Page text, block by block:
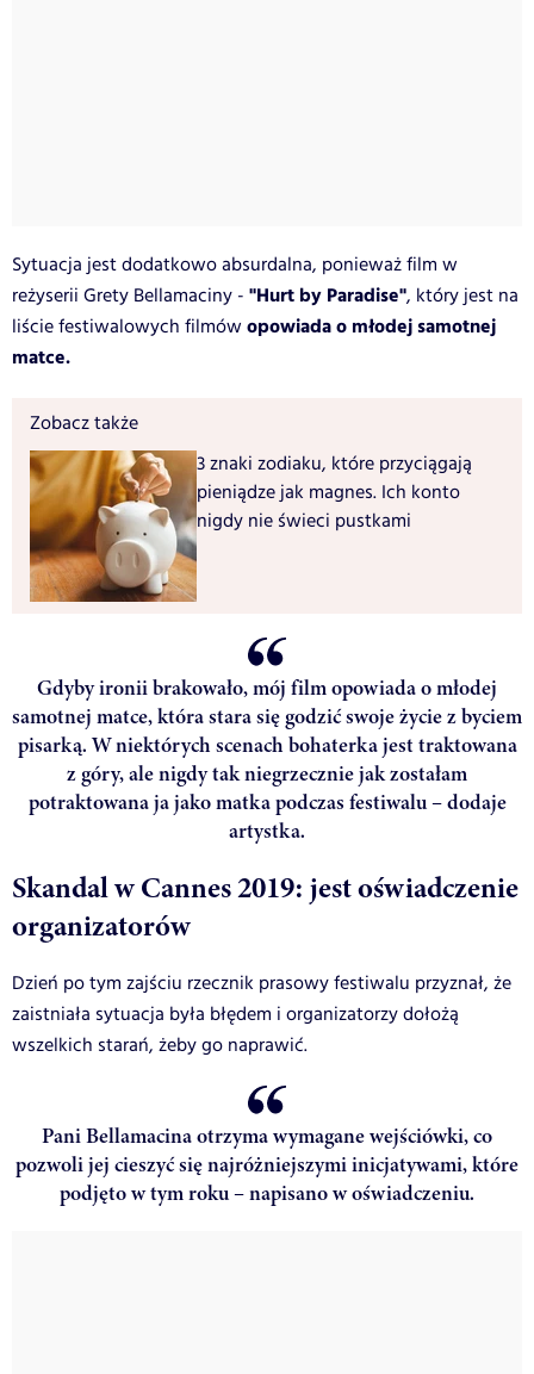
Sytuacja jest dodatkowo absurdalna, ponieważ film w
reżyserii Grety Bellamaciny - "Hurt by Paradise", który jest na
liście festiwalowych filmów opowiada o młodej samotnej
matce.
Zobacz także
3 znaki zodiaku, które przyciągają
pieniądze jak magnes. Ich konto
nigdy nie świeci pustkami
Gdyby ironii brakowało, mój film opowiada o młodej
samotnej matce, która stara się godzić swoje życie z byciem
pisarką. W niektórych scenach bohaterka jest traktowana
z góry, ale nigdy tak niegrzecznie jak zostałam
potraktowana ja jako matka podczas festiwalu – dodaje
artystka.
Skandal w Cannes 2019: jest oświadczenie
organizatorów
Dzień po tym zajściu rzecznik prasowy festiwalu przyznał, że
zaistniała sytuacja była błędem i organizatorzy dołożą
wszelkich starań, żeby go naprawić.
Pani Bellamacina otrzyma wymagane wejściówki, co
pozwoli jej cieszyć się najróżniejszymi inicjatywami, które
podjęto w tym roku – napisano w oświadczeniu.